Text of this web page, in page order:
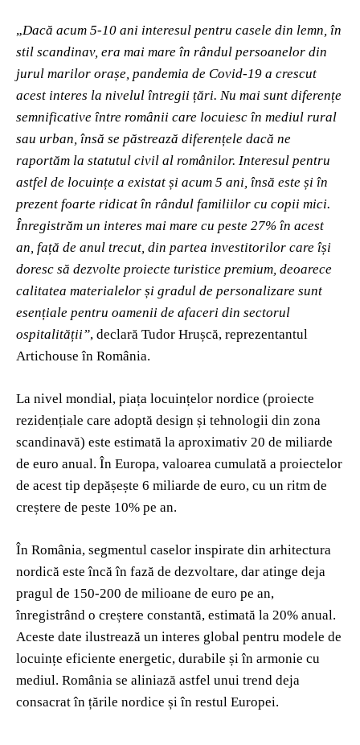
„Dacă acum 5-10 ani interesul pentru casele din lemn, în
stil scandinav, era mai mare în rândul persoanelor din
jurul marilor orașe, pandemia de Covid-19 a crescut
acest interes la nivelul întregii țări. Nu mai sunt diferențe
semnificative între românii care locuiesc în mediul rural
sau urban, însă se păstrează diferențele dacă ne
raportăm la statutul civil al românilor. Interesul pentru
astfel de locuințe a existat și acum 5 ani, însă este și în
prezent foarte ridicat în rândul familiilor cu copii mici.
Înregistrăm un interes mai mare cu peste 27% în acest
an, față de anul trecut, din partea investitorilor care își
doresc să dezvolte proiecte turistice premium, deoarece
calitatea materialelor și gradul de personalizare sunt
esențiale pentru oamenii de afaceri din sectorul
ospitalității”, declară Tudor Hrușcă, reprezentantul
Artichouse în România.
La nivel mondial, piața locuințelor nordice (proiecte
rezidențiale care adoptă design și tehnologii din zona
scandinavă) este estimată la aproximativ 20 de miliarde
de euro anual. În Europa, valoarea cumulată a proiectelor
de acest tip depășește 6 miliarde de euro, cu un ritm de
creștere de peste 10% pe an.
În România, segmentul caselor inspirate din arhitectura
nordică este încă în fază de dezvoltare, dar atinge deja
pragul de 150-200 de milioane de euro pe an,
înregistrând o creștere constantă, estimată la 20% anual.
Aceste date ilustrează un interes global pentru modele de
locuințe eficiente energetic, durabile și în armonie cu
mediul. România se aliniază astfel unui trend deja
consacrat în țările nordice și în restul Europei.